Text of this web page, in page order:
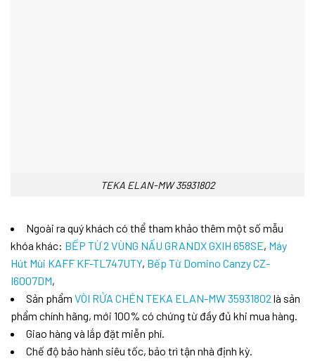
TEKA ELAN-MW 35931802
Ngoài ra quý khách có thể tham khảo thêm một số mẫu
khóa khác: BẾP TỪ 2 VÙNG NẤU GRANDX GXIH 658SE, Máy
Hút Mùi KAFF KF-TL747UTY, Bếp Từ Domino Canzy CZ-
I6007DM,
Sản phẩm VÒI RỬA CHÉN TEKA ELAN-MW 35931802 là sản
phẩm chính hãng, mới 100% có chứng từ đầy đủ khi mua hàng.
Giao hàng và lắp đặt miễn phí.
Chế độ bảo hành siêu tốc, bảo trì tận nhà định kỳ.